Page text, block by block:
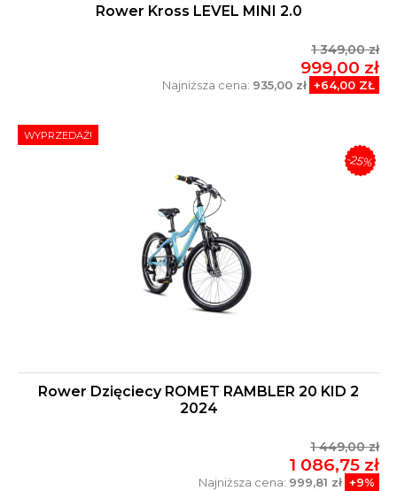
Rower Kross LEVEL MINI 2.0
1 349,00 zł
999,00 zł
Najniższa cena: 935,00 zł +64,00 ZŁ
Rower Dzięciecy ROMET RAMBLER 20 KID 2
2024
1 449,00 zł
1 086,75 zł
Najniższa cena: 999,81 zł +9%
WYPRZEDAŻ!
-25%